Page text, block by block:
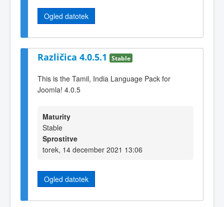
Ogled datotek
Različica 4.0.5.1 Stable
This is the Tamil, India Language Pack for
Joomla! 4.0.5
Maturity
Stable
Sprostitve
torek, 14 december 2021 13:06
Ogled datotek